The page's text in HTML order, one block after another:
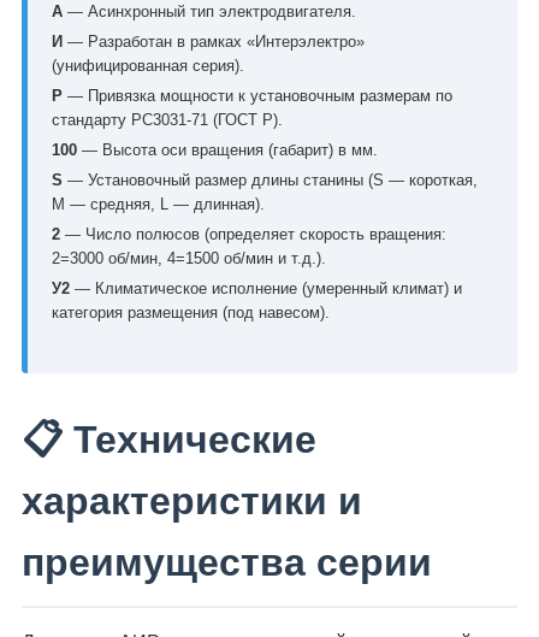
А — Асинхронный тип электродвигателя.
И — Разработан в рамках «Интерэлектро»
(унифицированная серия).
Р — Привязка мощности к установочным размерам по
стандарту РС3031-71 (ГОСТ Р).
100 — Высота оси вращения (габарит) в мм.
S — Установочный размер длины станины (S — короткая,
M — средняя, L — длинная).
2 — Число полюсов (определяет скорость вращения:
2=3000 об/мин, 4=1500 об/мин и т.д.).
У2 — Климатическое исполнение (умеренный климат) и
категория размещения (под навесом).
📋 Технические
характеристики и
преимущества серии